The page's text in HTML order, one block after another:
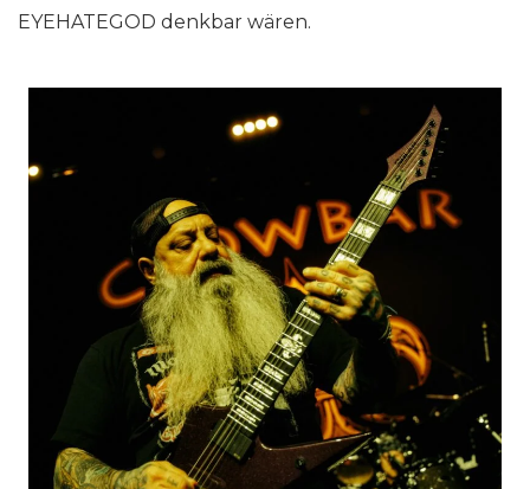
EYEHATEGOD denkbar wären.